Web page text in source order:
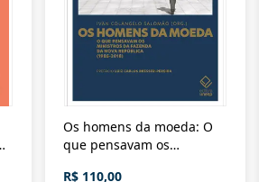
Os homens da moeda: O
que pensavam os
R$ 110,00